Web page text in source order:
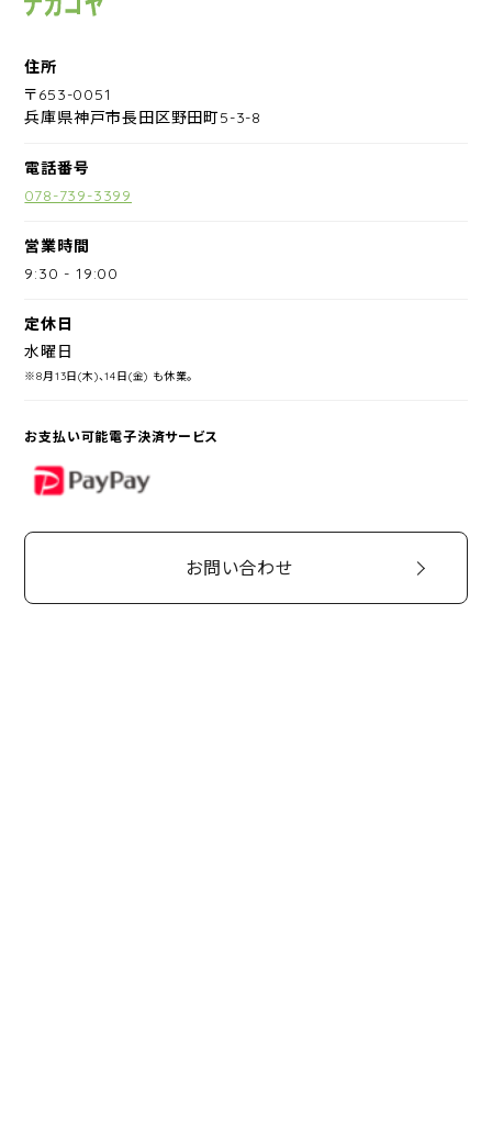
住所
〒653-0051
兵庫県神戸市長田区野田町5-3-8
電話番号
078-739-3399
営業時間
9:30 -19:00
定休日
水曜日
※8月13日(木)、14日(金) も休業。
お支払い可能電子決済サービス
PayPay
お問い合わせ